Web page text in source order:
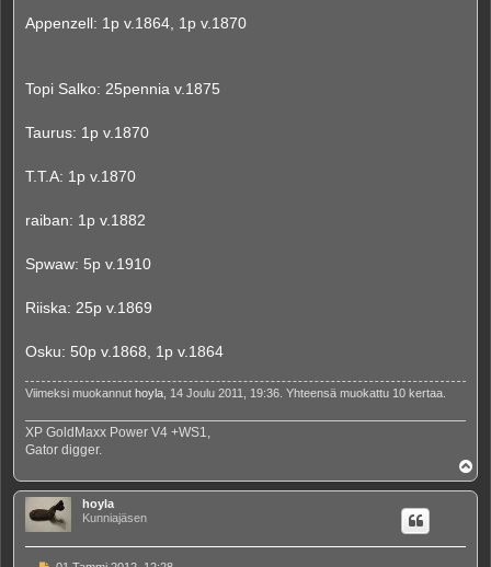
Appenzell: 1p v.1864, 1p v.1870
Topi Salko: 25pennia v.1875
Taurus: 1p v.1870
T.T.A: 1p v.1870
raiban: 1p v.1882
Spwaw: 5p v.1910
Riiska: 25p v.1869
Osku: 50p v.1868, 1p v.1864
Viimeksi muokannut hoyla , 14 Joulu 2011, 19:36. Yhteensä muokattu 10 kertaa.
XP GoldMaxx Power V4 +WS1,
Gator digger.
l
ö
hoyla
Kunniajäsen